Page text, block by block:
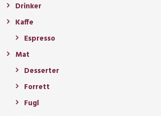
Drinker
Kaffe
Espresso
Mat
Desserter
Forrett
Fugl